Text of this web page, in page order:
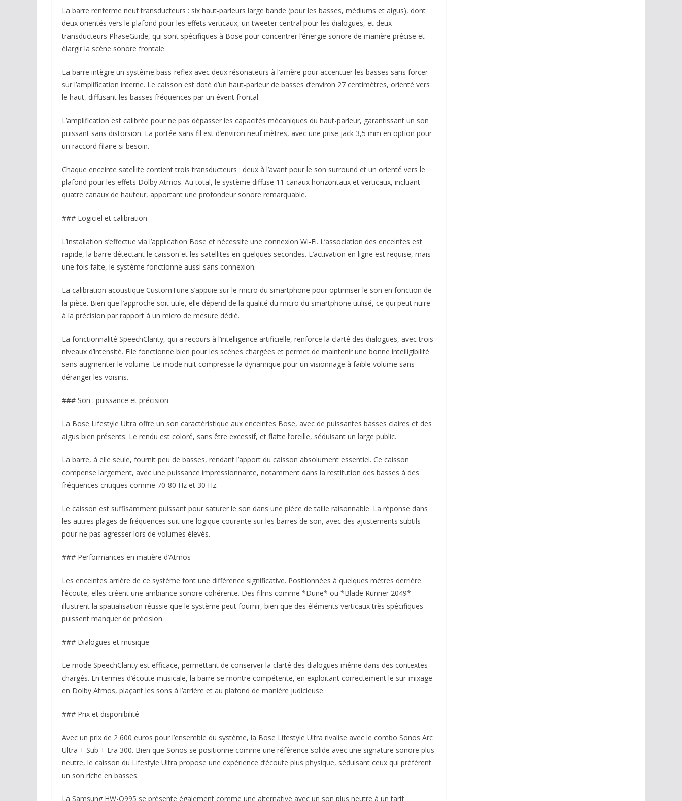
La barre renferme neuf transducteurs : six haut-parleurs large bande (pour les basses, médiums et aigus), dont
deux orientés vers le plafond pour les effets verticaux, un tweeter central pour les dialogues, et deux
transducteurs PhaseGuide, qui sont spécifiques à Bose pour concentrer l’énergie sonore de manière précise et
élargir la scène sonore frontale.
La barre intègre un système bass-reflex avec deux résonateurs à l’arrière pour accentuer les basses sans forcer
sur l’amplification interne. Le caisson est doté d’un haut-parleur de basses d’environ 27 centimètres, orienté vers
le haut, diffusant les basses fréquences par un évent frontal.
L’amplification est calibrée pour ne pas dépasser les capacités mécaniques du haut-parleur, garantissant un son
puissant sans distorsion. La portée sans fil est d’environ neuf mètres, avec une prise jack 3,5 mm en option pour
un raccord filaire si besoin.
Chaque enceinte satellite contient trois transducteurs : deux à l’avant pour le son surround et un orienté vers le
plafond pour les effets Dolby Atmos. Au total, le système diffuse 11 canaux horizontaux et verticaux, incluant
quatre canaux de hauteur, apportant une profondeur sonore remarquable.
### Logiciel et calibration
L’installation s’effectue via l’application Bose et nécessite une connexion Wi-Fi. L’association des enceintes est
rapide, la barre détectant le caisson et les satellites en quelques secondes. L’activation en ligne est requise, mais
une fois faite, le système fonctionne aussi sans connexion.
La calibration acoustique CustomTune s’appuie sur le micro du smartphone pour optimiser le son en fonction de
la pièce. Bien que l’approche soit utile, elle dépend de la qualité du micro du smartphone utilisé, ce qui peut nuire
à la précision par rapport à un micro de mesure dédié.
La fonctionnalité SpeechClarity, qui a recours à l’intelligence artificielle, renforce la clarté des dialogues, avec trois
niveaux d’intensité. Elle fonctionne bien pour les scènes chargées et permet de maintenir une bonne intelligibilité
sans augmenter le volume. Le mode nuit compresse la dynamique pour un visionnage à faible volume sans
déranger les voisins.
### Son : puissance et précision
La Bose Lifestyle Ultra offre un son caractéristique aux enceintes Bose, avec de puissantes basses claires et des
aigus bien présents. Le rendu est coloré, sans être excessif, et flatte l’oreille, séduisant un large public.
La barre, à elle seule, fournit peu de basses, rendant l’apport du caisson absolument essentiel. Ce caisson
compense largement, avec une puissance impressionnante, notamment dans la restitution des basses à des
fréquences critiques comme 70-80 Hz et 30 Hz.
Le caisson est suffisamment puissant pour saturer le son dans une pièce de taille raisonnable. La réponse dans
les autres plages de fréquences suit une logique courante sur les barres de son, avec des ajustements subtils
pour ne pas agresser lors de volumes élevés.
### Performances en matière d’Atmos
Les enceintes arrière de ce système font une différence significative. Positionnées à quelques mètres derrière
l’écoute, elles créent une ambiance sonore cohérente. Des films comme *Dune* ou *Blade Runner 2049*
illustrent la spatialisation réussie que le système peut fournir, bien que des éléments verticaux très spécifiques
puissent manquer de précision.
### Dialogues et musique
Le mode SpeechClarity est efficace, permettant de conserver la clarté des dialogues même dans des contextes
chargés. En termes d’écoute musicale, la barre se montre compétente, en exploitant correctement le sur-mixage
en Dolby Atmos, plaçant les sons à l’arrière et au plafond de manière judicieuse.
### Prix et disponibilité
Avec un prix de 2 600 euros pour l’ensemble du système, la Bose Lifestyle Ultra rivalise avec le combo Sonos Arc
Ultra + Sub + Era 300. Bien que Sonos se positionne comme une référence solide avec une signature sonore plus
neutre, le caisson du Lifestyle Ultra propose une expérience d’écoute plus physique, séduisant ceux qui préfèrent
un son riche en basses.
La Samsung HW-Q995 se présente également comme une alternative avec un son plus neutre à un tarif